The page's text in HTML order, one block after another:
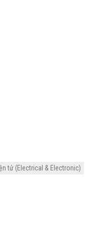
tử (Electrical & Electronic)